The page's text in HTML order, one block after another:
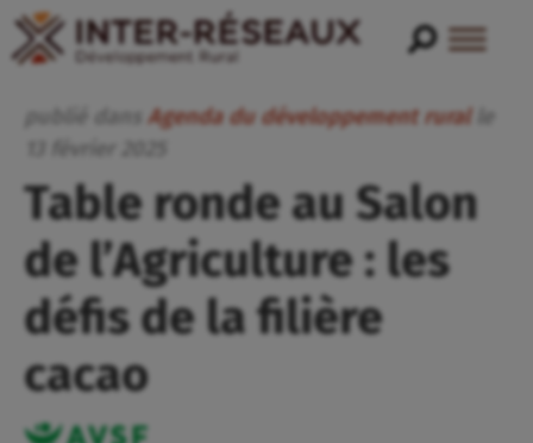
publié dans Agenda du développement rural
le
février
Table ronde au Salon
de l’Agriculture : les
défis de la filière
cacao